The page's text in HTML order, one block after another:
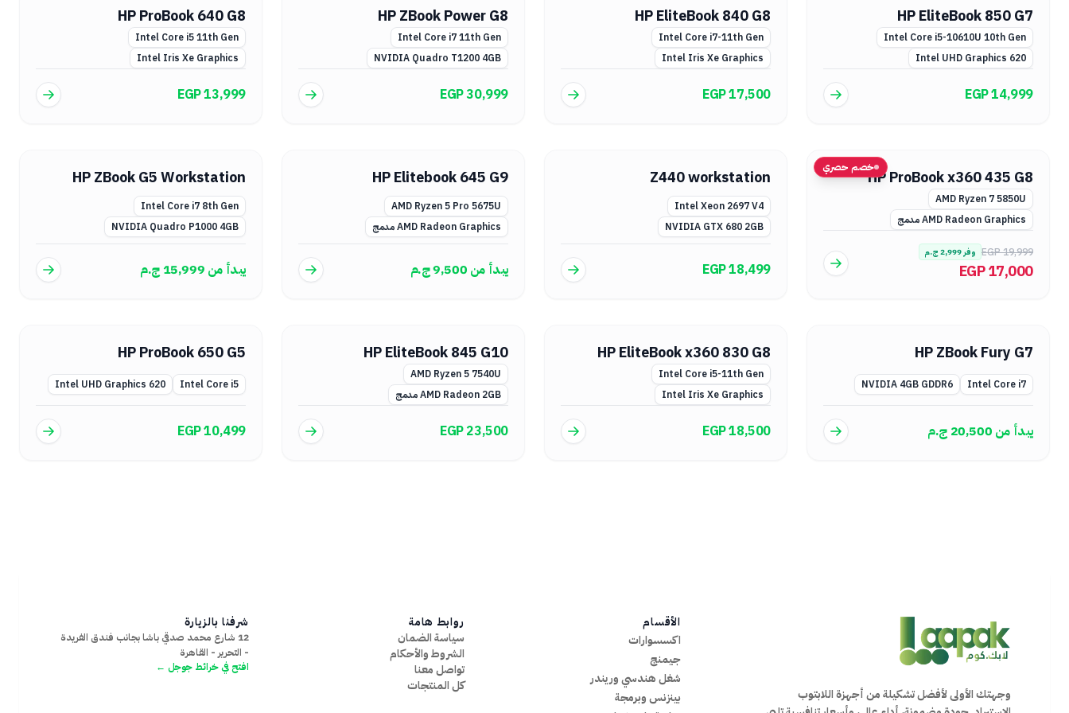
HP EliteBook 850 G7
Intel Core i5-10610U 10th Gen
Intel UHD Graphics 620
EGP 14,999
HP EliteBook 840 G8
Intel Core i7-11th Gen
Intel Iris Xe Graphics
EGP 17,500
HP ZBook Power G8
Intel Core i7 11th Gen
NVIDIA Quadro T1200 4GB
EGP 30,999
HP ProBook 640 G8
Intel Core i5 11th Gen
Intel Iris Xe Graphics
EGP 13,999
خصم حصريHP ProBook x360 435 G8
AMD Ryzen 7 5850U
AMD Radeon Graphics مدمج
EGP 19,999 وفر 2,999 ج.م
EGP 17,000
Z440 workstation
Intel Xeon 2697 V4
NVIDIA GTX 680 2GB
EGP 18,499
HP Elitebook 645 G9
AMD Ryzen 5 Pro 5675U
AMD Radeon Graphics مدمج
يبدأ من 9,500ج.م
HP ZBook G5 Workstation
Intel Core i7 8th Gen
NVIDIA Quadro P1000 4GB
يبدأ من 15,999 ج.م
HP ZBook Fury G7
Intel Core i7
NVIDIA 4GB GDDR6
يبدأ من 20,500 ج.م
HP EliteBook x360 830 G8
Intel Core i5-11th Gen
Intel Iris Xe Graphics
EGP 18,500
HP EliteBook 845 G10
AMD Ryzen 5 7540U
AMD Radeon 2GB مدمج
EGP 23,500
HP ProBook 650 G5
Intel Core i5
Intel UHD Graphics 620
EGP 10,499
وجهتك الأولى لأفضل تشكيلة من أجهزة اللابتوب
الأقسام
اكسسوارات
جيمنج
شغل هندسي وريندر
بينزنس وبرمجة
روابط هامة
سياسة الضمان
الشروط والأحكام
تواصل معنا
كل المنتجات
شرفنا بالزيارة
12 شارع محمد صدقي باشا بجانب فندق الفريدة
- التحرير - القاهرة
افتح في خرائط جوجل ←